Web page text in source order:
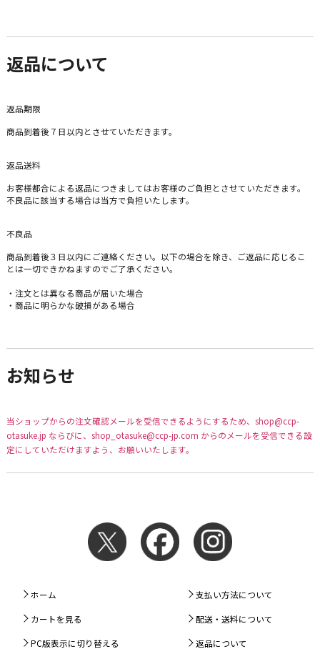
返品について
返品期限
商品到着後７日以内とさせていただきます。
返品送料
お客様都合による返品につきましてはお客様のご負担とさせていただきます。
不良品に該当する場合は当方で負担いたします。
不良品
商品到着後３日以内にご連絡ください。以下の場合を除き、ご返品に応じるこ
とは一切できかねますのでご了承ください。
・注文とは異なる商品が届いた場合
・商品に明らかな破損がある場合
お知らせ
当ショップからの注文確認メールを受信できるようにするため、shop@ccp-
otasuke.jp ならびに、shop_otasuke@ccp-jp.com からのメールを受信できる設
定にしていただけますよう、お願いいたします。
ホーム
カートを見る
PC版表示に切り替える
支払い方法について
配送・送料について
返品について